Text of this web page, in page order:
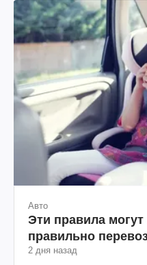
Авто
Эти правила
правильно
2 дня назад